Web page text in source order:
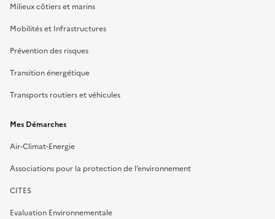
Milieux côtiers et marins
Mobilités et Infrastructures
Prévention des risques
Transition énergétique
Transports routiers et véhicules
Mes Démarches
Air-Climat-Energie
Associations pour la protection de l’environnement
CITES
Evaluation Environnementale